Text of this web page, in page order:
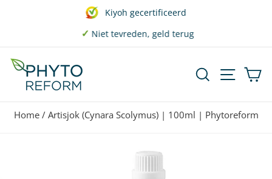
pauzeren
Kiyoh gecertificeerd
✓ Niet tevreden, geld terug
Home / Artisjok (Cynara Scolymus) | 100ml | Phytoreform